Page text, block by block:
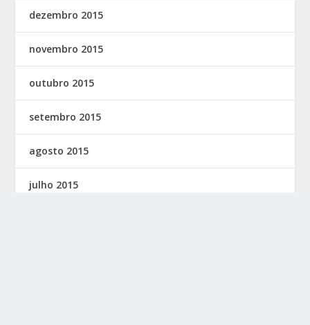
dezembro 2015
novembro 2015
outubro 2015
setembro 2015
agosto 2015
julho 2015